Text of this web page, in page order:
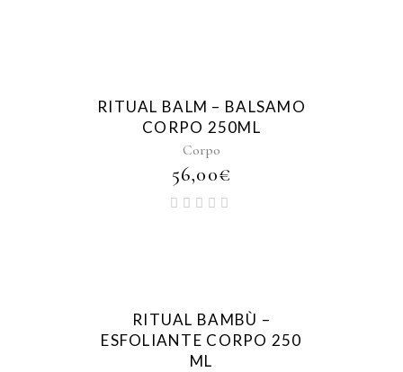
RITUAL BALM – BALSAMO
CORPO 250ML
Corpo
56,00€
RITUAL BAMBÙ –
ESFOLIANTE CORPO 250
ML